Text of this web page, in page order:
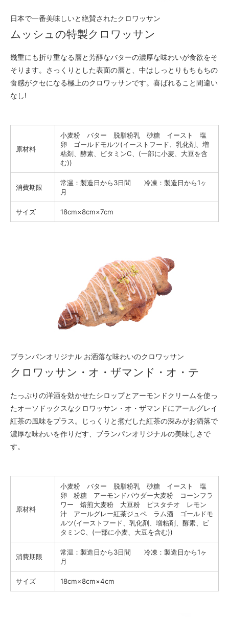
日本で一番美味しいと絶賛されたクロワッサン
ムッシュの特製クロワッサン
幾重にも折り重なる層と芳醇なバターの濃厚な味わいが食欲をそ
そります。さっくりとした表面の層と、中はしっとりもちもちの
食感がクセになる極上のクロワッサンです。喜ばれること間違い
なし!
原材料
小麦粉 バター 脱脂粉乳 砂糖 イースト 塩
卵 ゴールドモルツ(イーストフード、乳化剤、増
粘剤、酵素、ビタミンC、(一部に小麦、大豆を含
む))
消費期限
常温：製造日から3日間 冷凍：製造日から1ヶ
月
サイズ 18cm×8cm×7cm
ブランパンオリジナル お洒落な味わいのクロワッサン
クロワッサン・オ・ザマンド・オ・テ
たっぷりの洋酒を効かせたシロップとアーモンドクリームを使っ
たオーソドックスなクロワッサン・オ・ザマンドにアールグレイ
紅茶の風味をプラス。じっくりと煮だした紅茶の深みがお洒落で
濃厚な味わいを作りだす、ブランパンオリジナルの美味しさで
す。
原材料
小麦粉 バター 脱脂粉乳 砂糖 イースト 塩
卵 粉糖 アーモンドパウダー大麦粉 コーンフラ
ワー 焙煎大麦粉 大豆粉 ピスタチオ レモン
汁 アールグレー紅茶ジュペ ラム酒 ゴールドモ
ルツ(イーストフード、乳化剤、増粘剤、酵素、ビ
タミンC、(一部に小麦、大豆を含む))
消費期限
常温：製造日から3日間 冷凍：製造日から1ヶ
月
サイズ 18cm×8cm×4cm